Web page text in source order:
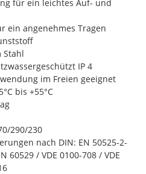
für ein leichtes Auf- und
ein angenehmes Tragen
Stahl
IP 4
im Freien geeignet
bis +55°C
290/230
nach DIN: EN 50525-2-
60529 / VDE 0100-708 / VDE